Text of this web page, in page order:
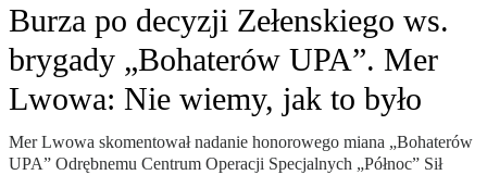
Burza po decyzji Zełenskiego ws.
brygady „Bohaterów UPA”. Mer
Lwowa: Nie wiemy, jak to było
Mer Lwowa skomentował nadanie honorowego miana „Bohaterów
UPA” Odrębnemu Centrum Operacji Specjalnych „Północ” Sił